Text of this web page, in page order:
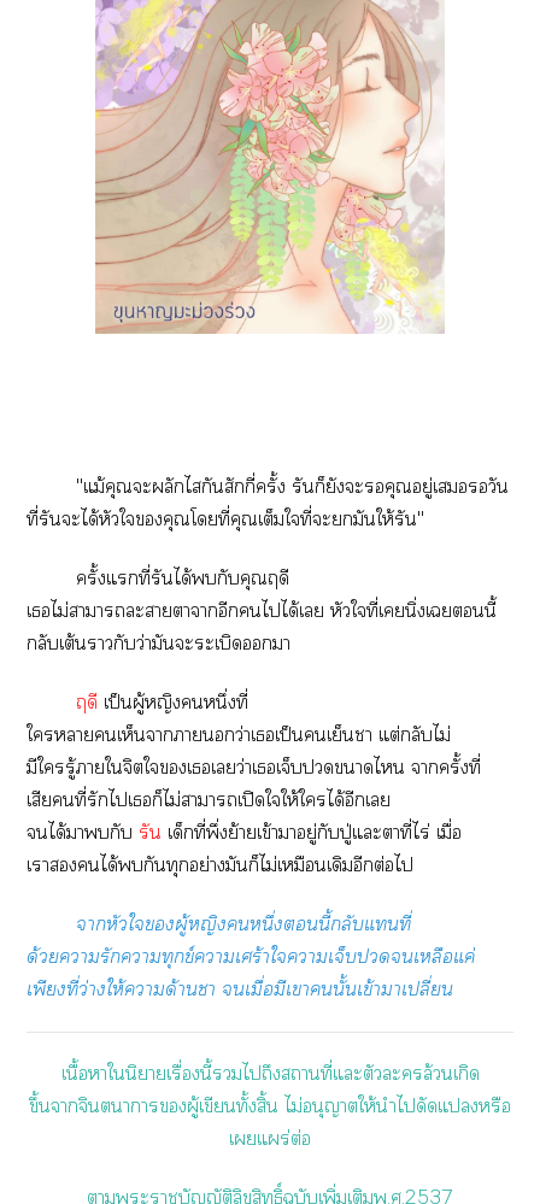
"แม้คุณะผลักไกันสักกี่ครั้ง รันก็ยังะคุณอยู่เวัน
ที่รันะได้หัวใคุณโที่คุณเต็มใที่ะมันให้รัน"
ครั้งแที่รันได้กับคุณฤดี
เไม่าาะาาาอีกไได้เ หัวใที่เนิ่งเนี้
กลับเต้นากับว่ามันะระเบิดา
ฤดี เป็นผู้หญิงหนึ่งที่
ใาเห็นาาว่าเเป็นเย็นา แต่กลับไม่
มีใรู้าใจิตใเเว่าเเจ็บาไ าครั้งที่
เสียคนที่รักไเก็ไม่าาเปิดใให้ใได้อีกเ
ได้ากับ รัน เด็กที่พึ่งย้ายเข้าาอยู่กับปู่แะาที่ไร่ เมื่อ
เาได้กันทุกอย่างมันก็ไม่เหมือนเดิมอีกต่อไ
าหัวใผู้หญิงหนึ่งนี้กลับแที่
ด้วยารักาทุกข์าเศร้าใาเจ็บเหลือแค่
เพียงที่ว่างให้าด้านา เมื่อมีเานั้นเข้าาเปลี่ยน
เนื้อาในิยายเรื่องนี้ไถึงสถานที่แะตัวะล้วนเกิด
ขึ้นาจินตนาการผู้เขียนทั้งสิ้น ไม่อนุญาตให้นำไดัดแหรือ
เแผร่ต่อ
าะาบัญญัติลิขสิทธิ์ฉบับเพิ่มเติมพ.ศ.2537